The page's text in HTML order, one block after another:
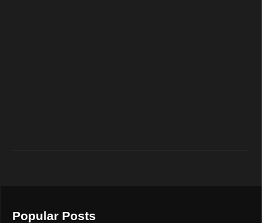
Popular Posts